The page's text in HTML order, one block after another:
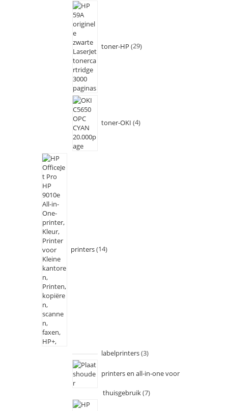
toner-HP 29
toner-OKI 4
printers 14
labelprinters 3
printers en all-in-one voor
thuisgebruik 7